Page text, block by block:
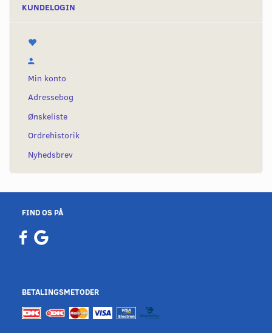
KUNDELOGIN
Min konto
Adressebog
Ønskeliste
Ordrehistorik
Nyhedsbrev
FIND OS PÅ
BETALINGSMETODER